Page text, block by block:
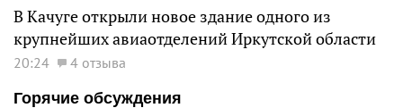
В Качуге открыли новое здание одного из
крупнейших авиаотделений Иркутской области
20:24
4 отзыва
Горячие обсуждения